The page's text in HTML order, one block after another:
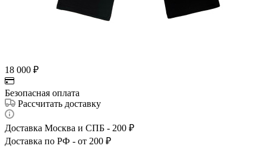
18 000 ₽
Безопасная оплата
Рассчитать доставку
Доставка Москва и СПБ - 200 ₽
Доставка по РФ - от 200 ₽